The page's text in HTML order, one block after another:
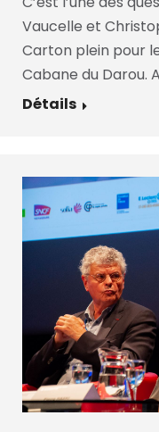
Vaucelle et
Carton plein pour
Cabane du Darou.
Détails